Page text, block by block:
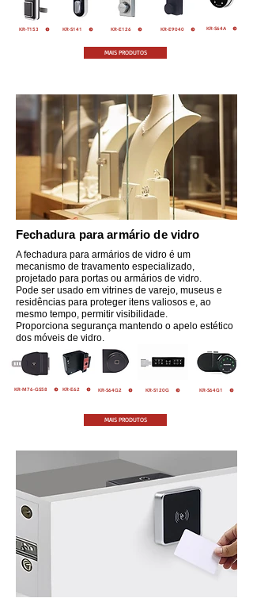
KR-T153 KR-S141 KR-E126 KR-E9040 KR-S64A
MAIS PRODUTOS
Fechadura para armário de vidro
A fechadura para armários de vidro é um
mecanismo de travamento especializado,
projetado para portas ou armários de vidro.
Pode ser usado em vitrines de varejo, museus e
residências para proteger itens valiosos e, ao
mesmo tempo, permitir visibilidade.
Proporciona segurança mantendo o apelo estético
dos móveis de vidro.
MAIS PRODUTOS
KR-M76-GS58 KR-E62 KR-S64G2 KR-S120G KR-S64G1